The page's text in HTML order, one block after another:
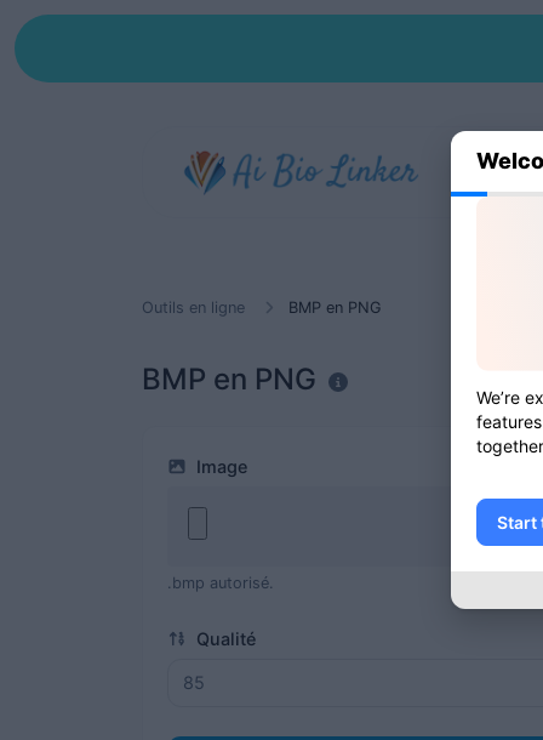
Outils en ligne BMP en PNG
BMP en PNG
Image
.bmp autorisé.
Qualité
We’re
Start